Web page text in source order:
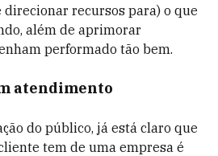
recursos para) o que
além de aprimorar
performado tão bem.
atendimento
do público, já está claro que
tem de uma empresa é